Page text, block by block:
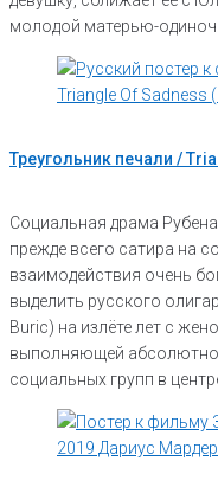
молодой матерью-
Треугольник печали /
Социальная драма Рубена
прежде всего сатира на
взаимодействия очень
выделить русского
Buric) на излёте лет с
выполняющей абсолютно
социальных групп в